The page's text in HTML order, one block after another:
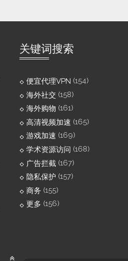
关键词搜索
便宜代理VPN (154)
海外社交 (158)
海外购物 (161)
高清视频加速 (165)
游戏加速 (169)
学术资源访问 (168)
广告拦截 (167)
隐私保护 (157)
商务 (155)
更多 (156)